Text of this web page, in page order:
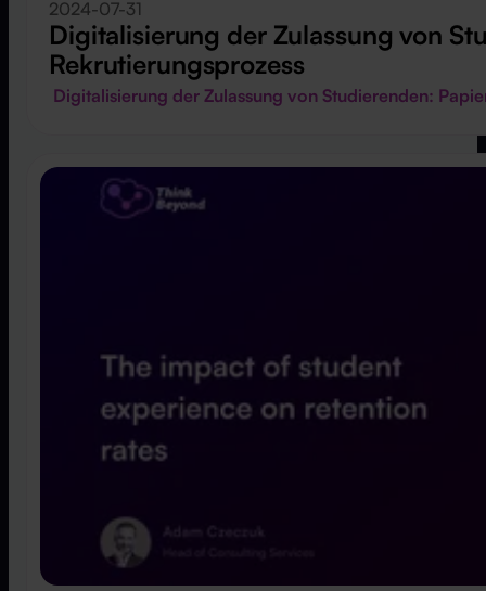
2024-07-31
Digitalisierung der Zulassung von
Rekrutierungsprozess
Digitalisierung der Zulassung von Studierenden: